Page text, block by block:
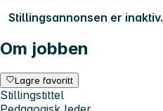
Stillingsannonsen er inaktiv.
Om jobben
Lagre favoritt
Stillingstittel